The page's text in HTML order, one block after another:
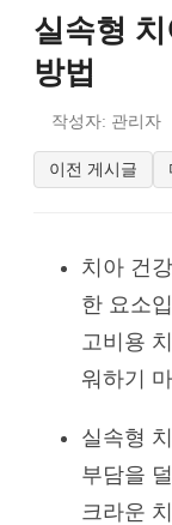
실속형
방법
작성자: 관리자
이전 게시글
치아 건
한 요소
고비용
워하기
실속형
부담을
크라운